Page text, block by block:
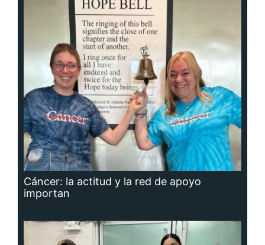
Cáncer: la actitud y la red de apoyo
importan